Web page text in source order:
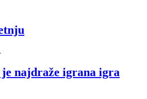
najdraže igrana igra